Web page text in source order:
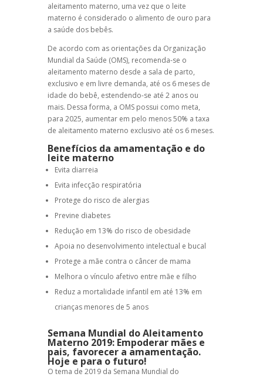
aleitamento materno, uma vez que o leite
materno é considerado o alimento de ouro para
a saúde dos bebês.
De acordo com as orientações da Organização
Mundial da Saúde (OMS), recomenda-se o
aleitamento materno desde a sala de parto,
exclusivo e em livre demanda, até os 6 meses de
idade do bebê, estendendo-se até 2 anos ou
mais. Dessa forma, a OMS possui como meta,
para 2025, aumentar em pelo menos 50% a taxa
de aleitamento materno exclusivo até os 6 meses.
Benefícios da amamentaçãoe do
leite materno
Evita diarreia
Evita infecção respiratória
Protege do risco de alergias
Previne diabetes
Redução em 13% do risco de obesidade
Apoia no desenvolvimento intelectual e bucal
Protege a mãe contra o câncer de mama
Melhora o vínculo afetivo entre mãe e filho
Reduz a mortalidade infantil em até 13% em
crianças menores de 5 anos
Semana Mundial do Aleitamento
Materno2019: Empoderar mães e
pais, favorecer a amamentação.
Hoje e para o futuro!
O tema de 2019 da Semana Mundial do